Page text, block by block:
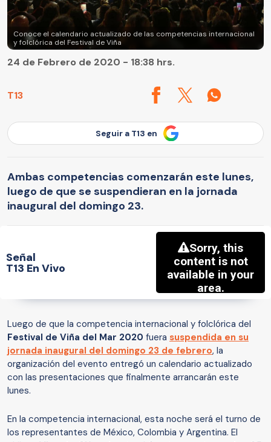
Conoce el calendario actualizado de las competencias internacional
y folclórica del Festival de Viña
T13
24 de Febrero de 2020 - 18:38 hrs.
Seguir a T13 en
Ambas competencias comenzarán este lunes,
luego de que se suspendieran en la jornada
inaugural del domingo 23.
Señal
T13 En Vivo
Luego de que la competencia internacional y folclórica del
Festival de Viña del Mar 2020 fuera suspendida en su
jornada inaugural del domingo 23 de febrero, la
organización del evento entregó un calendario actualizado
con las presentaciones que finalmente arrancarán este
lunes.
En la competencia internacional, esta noche será el turno de
los representantes de México, Colombia y Argentina. El